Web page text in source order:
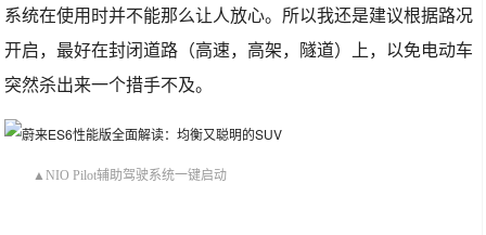
系统在使用时并不能那么让人放心。所以我还是建议根据路况
开启，最好在封闭道路（高速，高架，隧道）上，以免电动车
突然杀出来一个措手不及。
▲NIO Pilot辅助驾驶系统一键启动